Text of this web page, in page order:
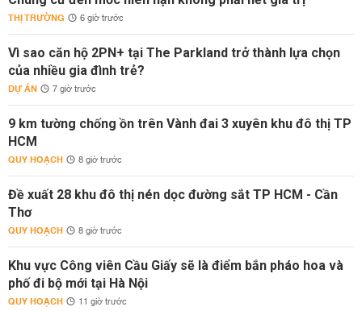
THỊ TRƯỜNG 6 giờ trước
Vì sao căn hộ 2PN+ tại The Parkland trở thành lựa chọn
của nhiều gia đình trẻ?
DỰ ÁN 7 giờ trước
9 km tường chống ồn trên Vành đai 3 xuyên khu đô thị TP
HCM
QUY HOẠCH 8 giờ trước
Đề xuất 28 khu đô thị nén dọc đường sắt TP HCM - Cần
Thơ
QUY HOẠCH 8 giờ trước
Khu vực Công viên Cầu Giấy sẽ là điểm bắn pháo hoa và
phố đi bộ mới tại Hà Nội
QUY HOẠCH 11 giờ trước